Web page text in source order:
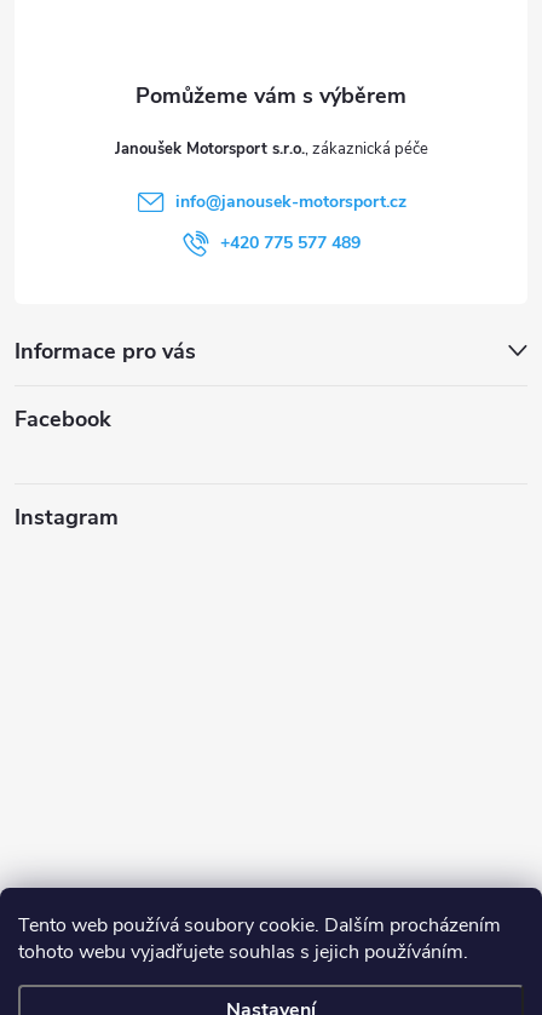
Tento web používá soubory cookie. Dalším procházením
tohoto webu vyjadřujete souhlas s jejich používáním.
Janoušek Motorsport s.r.o.
info@janousek-motorsport.cz
+420 775 577 489
Informace pro vás
Facebook
Instagram
Sledovat na Instagramu